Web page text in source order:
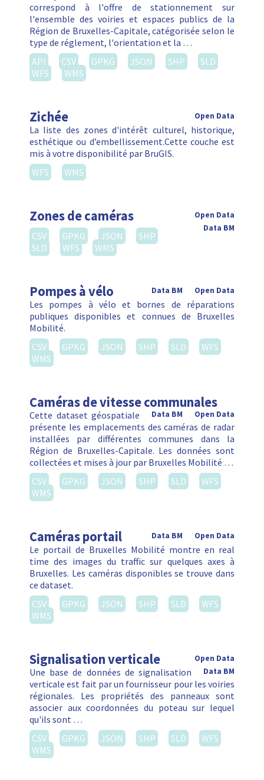
correspond à l'offre de stationnement sur
l'ensemble des voiries et espaces publics de la
Région de Bruxelles-Capitale, catégorisée selon le
type de réglement, l'orientation et la …
API
CSV GPKG JSON SHP
SLD
WFS
WMS
Zichée Open Data
La liste des zones d'intérêt culturel, historique,
esthétique ou d’embellissement.Cette couche est
mis à votre disponibilité par BruGIS.
WFS
WMS
Zones de caméras
Open Data
Data BM
CSV GPKG JSON
SHP
SLD
WFS WMS
Pompes à vélo Open Data
Data BM
Les pompes à vélo et bornes de réparations
publiques disponibles et connues de Bruxelles
Mobilité.
CSV
GPKG JSON SHP SLD
WFS
WMS
Caméras de vitesse communales
Open Data
Data BM
Cette dataset géospatiale
présente les emplacements des caméras de radar
installées par différentes communes dans la
Région de Bruxelles-Capitale. Les données sont
collectées et mises à jour par Bruxelles Mobilité …
CSV
GPKG JSON SHP SLD
WFS
WMS
Caméras portail Open Data
Data BM
Le portail de Bruxelles Mobilité montre en real
time des images du traffic sur quelques axes à
Bruxelles. Les caméras disponibles se trouve dans
ce dataset.
CSV
GPKG JSON SHP SLD
WFS
WMS
Signalisation verticale
Open Data
Data BM
Une base de données de signalisation
verticale est fait par un fournisseur pour les voiries
régionales. Les propriétés des panneaux sont
associer aux coordonnées du poteau sur lequel
qu'ils sont …
CSV
GPKG JSON SHP SLD
WFS
WMS